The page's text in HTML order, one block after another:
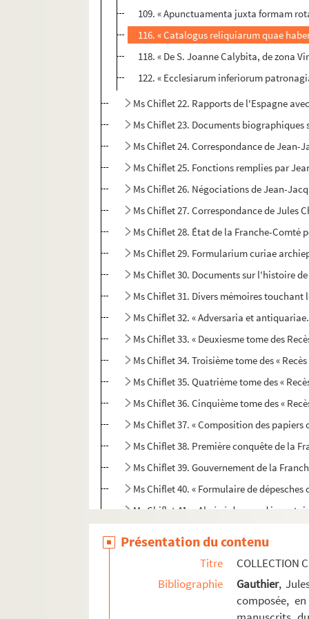
109. « Apunctuamenta juxta formam
116. « Catalogus reliquiarum quae
118. « De S. Joanne Calybita, de zona
122. « Ecclesiarum inferiorum
Ms Chiflet 22. Rapports de l'Espagne
Ms Chiflet 23. Documents biographiques
Ms Chiflet 24. Correspondance de
Ms Chiflet 25. Fonctions remplies par
Ms Chiflet 26. Négociations de Jean-
Ms Chiflet 27. Correspondance de Jules
Ms Chiflet 28. État de la Franche-Comté
Ms Chiflet 29. Formularium curiae
Ms Chiflet 30. Documents sur l'histoire
Ms Chiflet 31. Divers mémoires touchant
Ms Chiflet 32. « Adversaria et
Ms Chiflet 33. « Deuxiesme tome des
Ms Chiflet 34. Troisième tome des «
Ms Chiflet 35. Quatrième tome des «
Ms Chiflet 36. Cinquième tome des «
Ms Chiflet 37. « Composition des
Ms Chiflet 38. Première conquête de la
Ms Chiflet 39. Gouvernement de la
Ms Chiflet 40. « Formulaire de
Ms Chiflet 41. « Abrégé du grand
Ms Chiflet 45. « Tome 4 de papiers
Présentation du contenu
Titre
COLLECTION
Bibliographie
Gauthier,
composée,